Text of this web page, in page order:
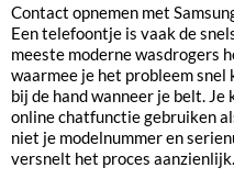
Contact opnemen met
Een telefoontje is vaak de
meeste moderne wasdrogers
waarmee je het probleem
bij de hand wanneer je belt.
online chatfunctie gebruiken
niet je modelnummer en
versnelt het proces aanzienlijk.